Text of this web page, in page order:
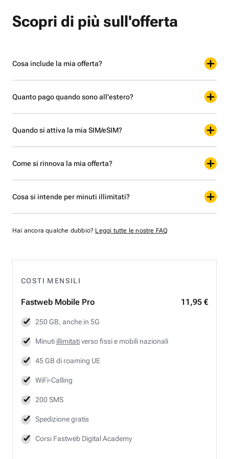
COSTI MENSILI
Fastweb Mobile Pro 11,95 €
250 GB, anche in 5G
Minuti illimitativerso fissi e mobili nazionali
45 GB di roaming UE
WiFi-Calling
200 SMS
Spedizione gratis
Corsi Fastweb Digital Academy
Scopri di più sull'offerta
Cosa include la mia offerta?
Quanto pago quando sono all'estero?
Quando si attiva la mia SIM/eSIM?
Come si rinnova la mia offerta?
Cosa si intende per minuti illimitati?
Hai ancora qualche dubbio? Leggi tutte le nostre FAQ